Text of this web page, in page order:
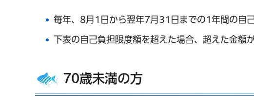
毎年、8月1日から翌年7月31日までの1年間の自己
下表の自己負担限度額を超えた場合、超えた金額
70歳未満の方